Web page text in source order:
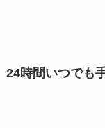
24時間いつでも